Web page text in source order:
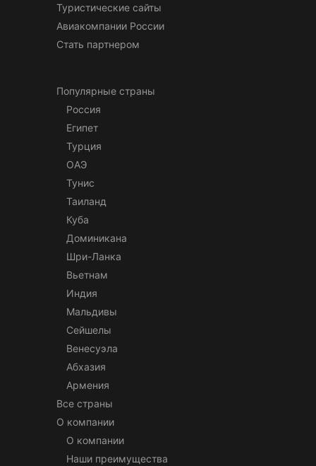
Туристические сайты
Авиакомпании России
Стать партнером
Популярные страны
Россия
Египет
Турция
ОАЭ
Тунис
Таиланд
Куба
Доминикана
Шри-Ланка
Вьетнам
Индия
Мальдивы
Сейшелы
Венесуэла
Абхазия
Армения
Все страны
О компании
О компании
Наши преимущества